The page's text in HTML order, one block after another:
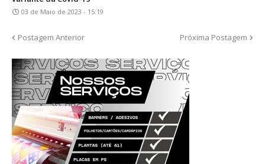
03 de Maio de 2023 - 15:19
Postagem Anterior Próxima Postagem